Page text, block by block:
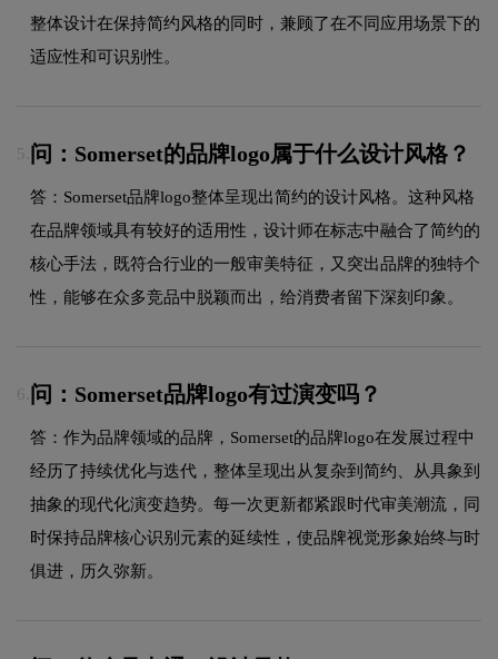
整体设计在保持简约风格的同时，兼顾了在不同应用场景下的
适应性和可识别性。
5. 问：Somerset的品牌logo属于什么设计风格？
答：Somerset品牌logo整体呈现出简约的设计风格。这种风格
在品牌领域具有较好的适用性，设计师在标志中融合了简约的
核心手法，既符合行业的一般审美特征，又突出品牌的独特个
性，能够在众多竞品中脱颖而出，给消费者留下深刻印象。
6. 问：Somerset品牌logo有过演变吗？
答：作为品牌领域的品牌，Somerset的品牌logo在发展过程中
经历了持续优化与迭代，整体呈现出从复杂到简约、从具象到
抽象的现代化演变趋势。每一次更新都紧跟时代审美潮流，同
时保持品牌核心识别元素的延续性，使品牌视觉形象始终与时
俱进，历久弥新。